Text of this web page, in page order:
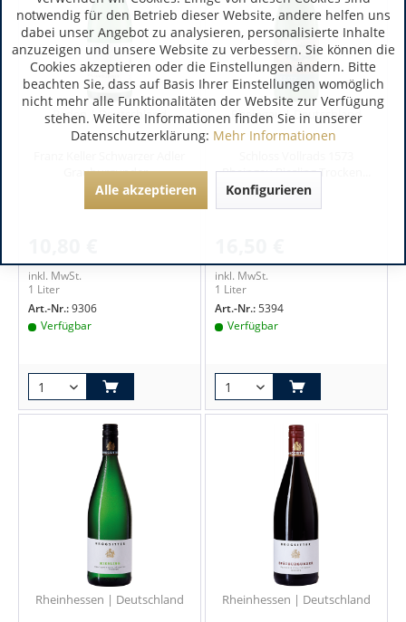
Baden | Deutschland
Grauburgunder...
inkl. MwSt.
1 Liter
Art.-Nr.:9306
Verfügbar
Rheingau | Deutschland
Rheingau Riesling Trocken...
inkl. MwSt.
1 Liter
Art.-Nr.:5394
Verfügbar
Rheinhessen | Deutschland Rheinhessen | Deutschland
notwendig für den Betrieb dieser Website, andere helfen uns
dabei unser Angebot zu analysieren, personalisierte Inhalte
anzuzeigen und unsere Website zu verbessern. Sie können die
Cookies akzeptieren oder die Einstellungen ändern. Bitte
beachten Sie, dass auf Basis Ihrer Einstellungen womöglich
nicht mehr alle Funktionalitäten der Website zur Verfügung
stehen. Weitere Informationen finden Sie in unserer
Datenschutzerklärung: Mehr Informationen
Alle akzeptieren Konfigurieren